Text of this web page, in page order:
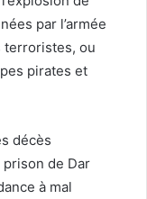
par l’armée
terroristes, ou
pirates et
décès
de Dar
à mal